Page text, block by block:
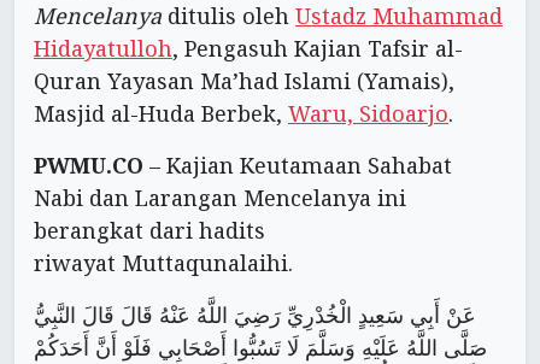
Mencelanya ditulis oleh Ustadz Muhammad
Hidayatulloh, Pengasuh Kajian Tafsir al-
Quran Yayasan Ma’had Islami (Yamais),
Masjid al-Huda Berbek, Waru, Sidoarjo.
PWMU.CO – Kajian Keutamaan Sahabat
Nabi dan Larangan Mencelanya ini
berangkat dari hadits
riwayat Muttaqunalaihi.
عَنْ أَبِي سَعِيدٍ الْخُدْرِيِّ رَضِيَ اللَّهُ عَنْهُ قَالَ قَالَ النَّبِيُّ
صَلَّى اللَّهُ عَلَيْهِ وَسَلَّمَ لَا تَسُبُّوا أَصْحَابِي فَلَوْ أَنَّ أَحَدَكُمْ